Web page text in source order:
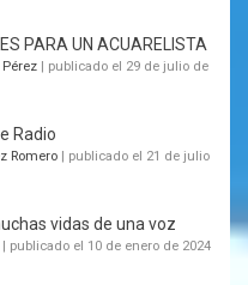
PARA UN ACUARELISTA
Pérez | publicado el 29 de julio de
Radio
Romero | publicado el 21 de julio
vidas de una voz
| publicado el 10 de enero de 2024